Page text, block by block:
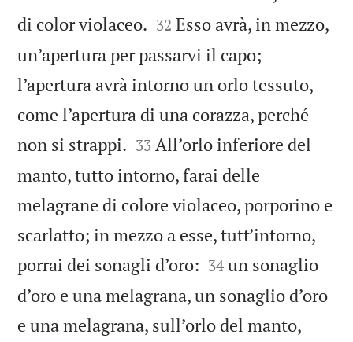
di color violaceo. 

32 Esso avrà, in mezzo,
un’apertura per passarvi il capo;
l’apertura avrà intorno un orlo tessuto,
come l’apertura di una corazza, perché
non si strappi. 

33 All’orlo inferiore del
manto, tutto intorno, farai delle
melagrane di colore violaceo, porporino e
scarlatto; in mezzo a esse, tutt’intorno,
porrai dei sonagli d’oro: 

34 un sonaglio
d’oro e una melagrana, un sonaglio d’oro
e una melagrana, sull’orlo del manto,